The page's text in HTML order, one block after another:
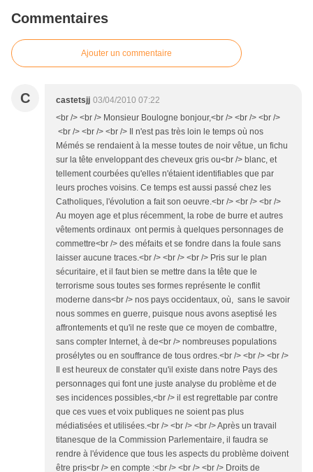
Commentaires
Ajouter un commentaire
C castetsjj 03/04/2010 07:22
<br /> <br /> Monsieur Boulogne bonjour,<br /> <br /> <br />
<br /> <br /> <br /> Il n'est pas très loin le temps où nos
Mémés se rendaient à la messe toutes de noir vêtue, un fichu
sur la tête enveloppant des cheveux gris ou<br /> blanc, et
tellement courbées qu'elles n'étaient identifiables que par
leurs proches voisins. Ce temps est aussi passé chez les
Catholiques, l'évolution a fait son oeuvre.<br /> <br /> <br />
Au moyen age et plus récemment, la robe de burre et autres
vêtements ordinaux ont permis à quelques personnages de
commettre<br /> des méfaits et se fondre dans la foule sans
laisser aucune traces.<br /> <br /> <br /> Pris sur le plan
sécuritaire, et il faut bien se mettre dans la tête que le
terrorisme sous toutes ses formes représente le conflit
moderne dans<br /> nos pays occidentaux, où, sans le savoir
nous sommes en guerre, puisque nous avons aseptisé les
affrontements et qu'il ne reste que ce moyen de combattre,
sans compter Internet, à de<br /> nombreuses populations
prosélytes ou en souffrance de tous ordres.<br /> <br /> <br />
Il est heureux de constater qu'il existe dans notre Pays des
personnages qui font une juste analyse du problème et de
ses incidences possibles,<br /> il est regrettable par contre
que ces vues et voix publiques ne soient pas plus
médiatisées et utilisées.<br /> <br /> <br /> Après un travail
titanesque de la Commission Parlementaire, il faudra se
rendre à l'évidence que tous les aspects du problème doivent
être pris<br /> en compte :<br /> <br /> <br /> Droits de